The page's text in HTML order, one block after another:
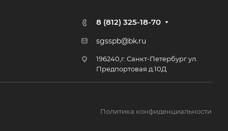
8 (812) 325-18-70
sgsspb@bk.ru
196240,г. Санкт-Петербург ул.
Предпортовая д.10Д
Политика конфиденциальности